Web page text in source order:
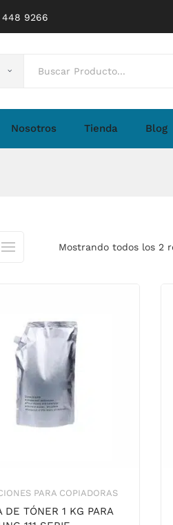
448 9266
Nosotros Tienda Blog
Mostrando todos los 2
PARA COPIADORAS
DE TÓNER 1 KG PARA